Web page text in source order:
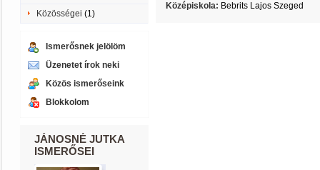
Közösségei (1)
Ismerősnek jelölöm
Üzenetet írok neki
Közös ismerőseink
Blokkolom
JÁNOSNÉ JUTKA
ISMERŐSEI
Középiskola: Bebrits Lajos Szeged